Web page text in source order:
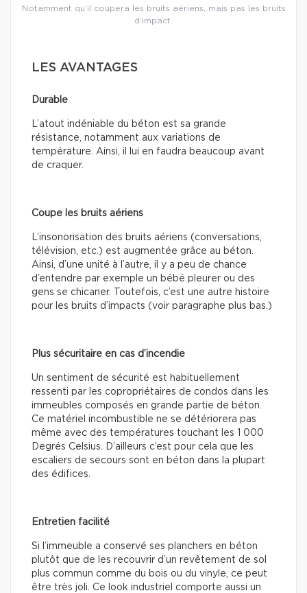
Notamment qu’il coupera les bruits aériens, mais pas les bruits
d’impact.
LES AVANTAGES
Durable
L’atout indéniable du béton est sa grande
résistance, notamment aux variations de
température. Ainsi, il lui en faudra beaucoup avant
de craquer.
Coupe les bruits aériens
L’insonorisation des bruits aériens (conversations,
télévision, etc.) est augmentée grâce au béton.
Ainsi, d’une unité à l’autre, il y a peu de chance
d’entendre par exemple un bébé pleurer ou des
gens se chicaner. Toutefois, c’est une autre histoire
pour les bruits d’impacts (voir paragraphe plus bas.)
Plus sécuritaire en cas d’incendie
Un sentiment de sécurité est habituellement
ressenti par les copropriétaires de condos dans les
immeubles composés en grande partie de béton.
Ce matériel incombustible ne se détériorera pas
même avec des températures touchant les 1 000
Degrés Celsius. D’ailleurs c’est pour cela que les
escaliers de secours sont en béton dans la plupart
des édifices.
Entretien facilité
Si l’immeuble a conservé ses planchers en béton
plutôt que de les recouvrir d’un revêtement de sol
plus commun comme du bois ou du vinyle, ce peut
être très joli. Ce look industriel comporte aussi un